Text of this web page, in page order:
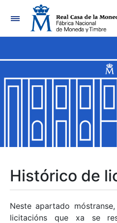
Navegación
Mostrar/Ocultar
Mostrar/Ocultar
Mostrar/Ocultar
Histórico de
Neste apartado
licitacións que xa se